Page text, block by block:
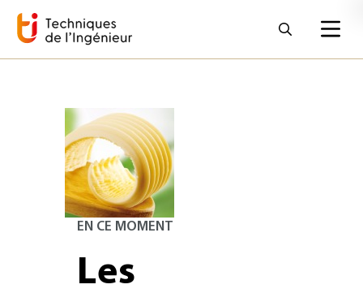
EN CE MOMENT
Les